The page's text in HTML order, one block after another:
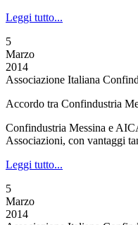
Leggi tutto...
5
Marzo
2014
Associazione Italiana
Accordo tra Confindustria
Confindustria Messina e
Associazioni, con vantaggi
Leggi tutto...
5
Marzo
2014